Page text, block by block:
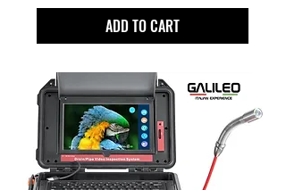
ADD TO CART